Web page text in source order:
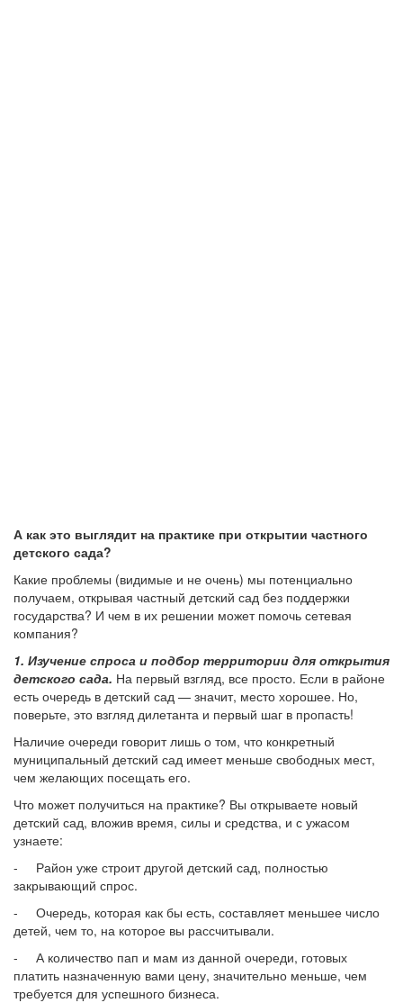
А как это выглядит на практике при открытии частного
детского сада?
Какие проблемы (видимые и не очень) мы потенциально
получаем, открывая частный детский сад без поддержки
государства? И чем в их решении может помочь сетевая
компания?
1. Изучение спроса и подбор территории для открытия
детского сада. На первый взгляд, все просто. Если в районе
есть очередь в детский сад — значит, место хорошее. Но,
поверьте, это взгляд дилетанта и первый шаг в пропасть!
Наличие очереди говорит лишь о том, что конкретный
муниципальный детский сад имеет меньше свободных мест,
чем желающих посещать его.
Что может получиться на практике? Вы открываете новый
детский сад, вложив время, силы и средства, и с ужасом
узнаете:
- Район уже строит другой детский сад, полностью
закрывающий спрос.
- Очередь, которая как бы есть, составляет меньшее число
детей, чем то, на которое вы рассчитывали.
- А количество пап и мам из данной очереди, готовых
платить назначенную вами цену, значительно меньше, чем
требуется для успешного бизнеса.